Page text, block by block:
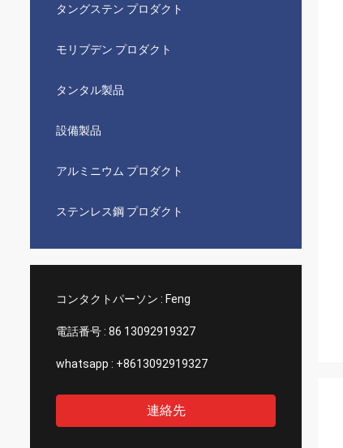
タングステン プロダクト
モリブデン プロダクト
タンタル製品
設備製品
アルミニウム プロダクト
ステンレス鋼 プロダクト
コンタクトパーソン : Feng
電話番号 : 86 13092919327
whatsapp : +8613092919327
連絡先